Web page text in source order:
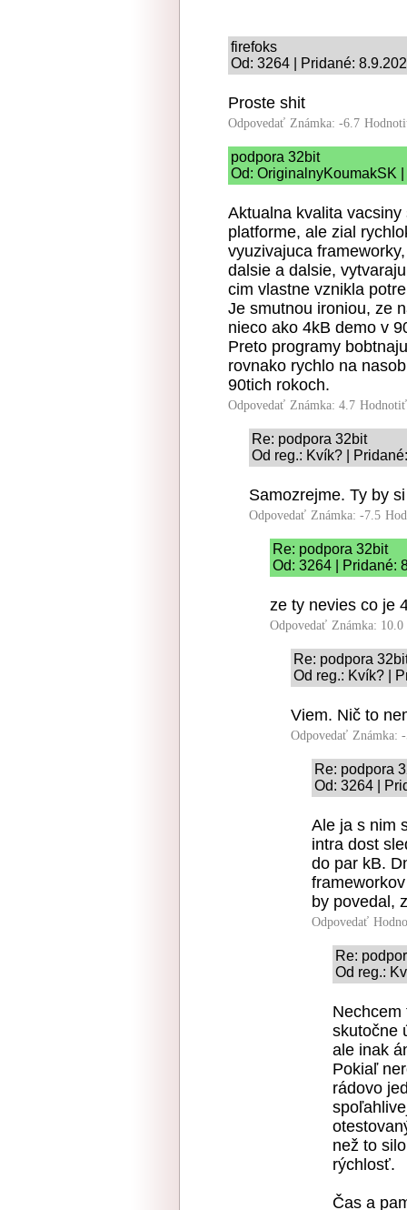
firefoks
Od: 3264 | Pridané:
Proste shit
Odpovedať Známka: -6.7
podpora 32bit
Od: OriginalnyKoumakSK
Aktualna kvalita
platforme, ale zial
vyuzivajuca
dalsie a dalsie,
cim vlastne vznikla
Je smutnou ironiou, ze
nieco ako 4kB demo v
Preto programy
rovnako rychlo na
90tich rokoch.
Odpovedať Známka: 4.7
Re: podpora 32bit
Od reg.: Kvík? |
Samozrejme. Ty by
Odpovedať Známka: -7.5
Re: podpora 32bit
Od: 3264 | Pridané:
ze ty nevies co je
Odpovedať Známka: 10.0
Re: podpora
Od reg.: Kvík? |
Viem. Nič to
Odpovedať Známka:
Re: podpora
Od: 3264 |
Ale ja s nim
intra dost
do par kB.
by povedal,
Odpovedať
Re:
Od reg.:
skutočne
ale inak
Pokiaľ
rádovo
než to
rýchlosť.
Čas a